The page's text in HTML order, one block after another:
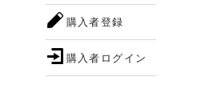
購入者登録
購入者ログイン